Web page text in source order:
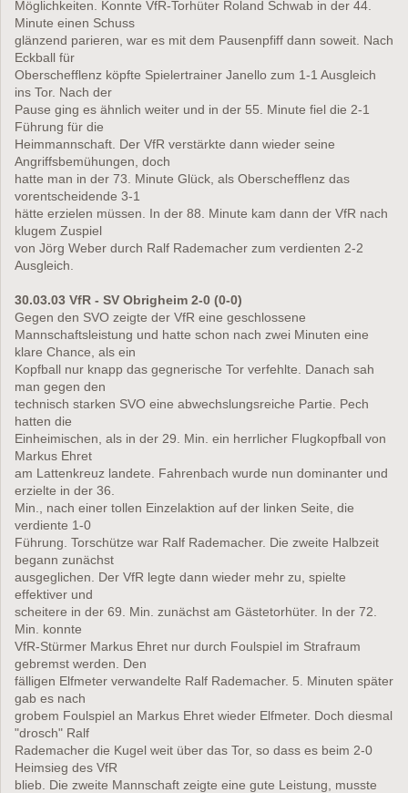
Möglichkeiten. Konnte VfR-Torhüter Roland Schwab in der 44.
Minute einen Schuss
glänzend parieren, war es mit dem Pausenpfiff dann soweit. Nach
Eckball für
Oberschefflenz köpfte Spielertrainer Janello zum 1-1 Ausgleich
ins Tor. Nach der
Pause ging es ähnlich weiter und in der 55. Minute fiel die 2-1
Führung für die
Heimmannschaft. Der VfR verstärkte dann wieder seine
Angriffsbemühungen, doch
hatte man in der 73. Minute Glück, als Oberschefflenz das
vorentscheidende 3-1
hätte erzielen müssen. In der 88. Minute kam dann der VfR nach
klugem Zuspiel
von Jörg Weber durch Ralf Rademacher zum verdienten 2-2
Ausgleich.
30.03.03 VfR - SV Obrigheim 2-0 (0-0)
Gegen den SVO zeigte der VfR eine geschlossene
Mannschaftsleistung und hatte schon nach zwei Minuten eine
klare Chance, als ein
Kopfball nur knapp das gegnerische Tor verfehlte. Danach sah
man gegen den
technisch starken SVO eine abwechslungsreiche Partie. Pech
hatten die
Einheimischen, als in der 29. Min. ein herrlicher Flugkopfball von
Markus Ehret
am Lattenkreuz landete. Fahrenbach wurde nun dominanter und
erzielte in der 36.
Min., nach einer tollen Einzelaktion auf der linken Seite, die
verdiente 1-0
Führung. Torschütze war Ralf Rademacher. Die zweite Halbzeit
begann zunächst
ausgeglichen. Der VfR legte dann wieder mehr zu, spielte
effektiver und
scheitere in der 69. Min. zunächst am Gästetorhüter. In der 72.
Min. konnte
VfR-Stürmer Markus Ehret nur durch Foulspiel im Strafraum
gebremst werden. Den
fälligen Elfmeter verwandelte Ralf Rademacher. 5. Minuten später
gab es nach
grobem Foulspiel an Markus Ehret wieder Elfmeter. Doch diesmal
"drosch" Ralf
Rademacher die Kugel weit über das Tor, so dass es beim 2-0
Heimsieg des VfR
blieb. Die zweite Mannschaft zeigte eine gute Leistung, musste